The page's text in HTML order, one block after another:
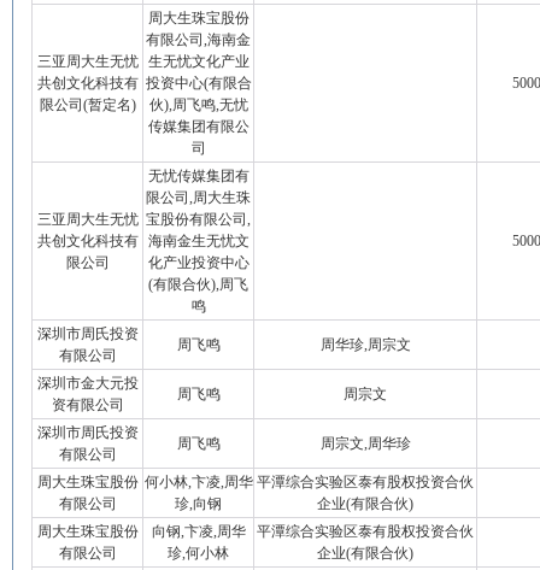
三亚周大生无忧
共创文化科技有
限公司(暂定名)
周大生珠宝股份
有限公司,海南金
生无忧文化产业
投资中心(有限合
伙),周飞鸣,无忧
传媒集团有限公
司
三亚周大生无忧
共创文化科技有
限公司
无忧传媒集团有
限公司,周大生珠
宝股份有限公司,
海南金生无忧文
化产业投资中心
(有限合伙),周飞
鸣
深圳市周氏投资
有限公司
周飞鸣 周华珍,周宗文
深圳市金大元投
资有限公司
周飞鸣 周宗文
深圳市周氏投资
有限公司
周飞鸣 周宗文,周华珍
周大生珠宝股份
有限公司
何小林,卞凌,周华
珍,向钢
平潭综合实验区泰有股权投资合伙
企业(有限合伙)
周大生珠宝股份
有限公司
向钢,卞凌,周华
珍,何小林
平潭综合实验区泰有股权投资合伙
企业(有限合伙)